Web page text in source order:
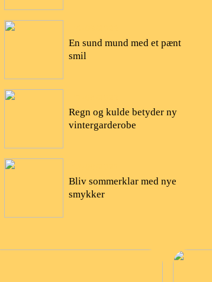
En sund mund med et pænt
smil
Regn og kulde betyder ny
vintergarderobe
Bliv sommerklar med nye
smykker